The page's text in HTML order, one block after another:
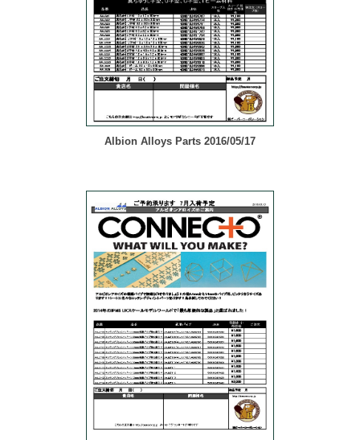
Albion Alloys Parts 2016/05/17